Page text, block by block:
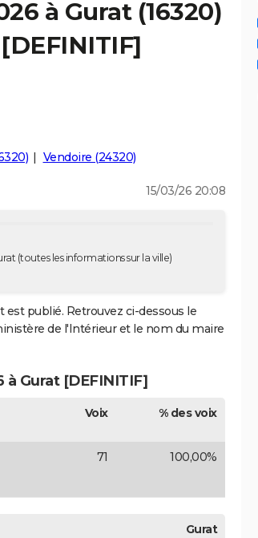
à Gurat (16320)
Vendoire (24320)
15/03/26 20:08
(toutes les informations sur la ville)
est publié. Retrouvez ci-dessous le
de l'Intérieur et le nom du maire
Gurat [DEFINITIF]
Voix % des voix
71 100,00%
Gurat